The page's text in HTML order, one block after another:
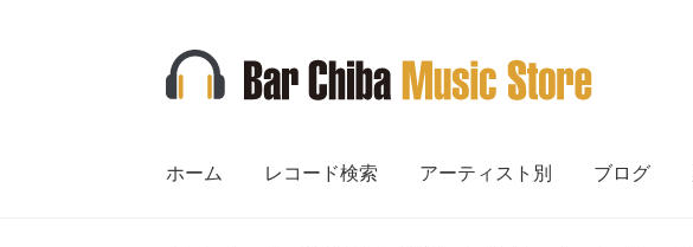
ナ
ビ
シ
コ
ン
ツ
ホーム レコード検索 アーティスト別 ブログ